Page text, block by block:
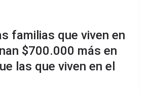
familias que viven en
$700.000 más en
las que viven en el